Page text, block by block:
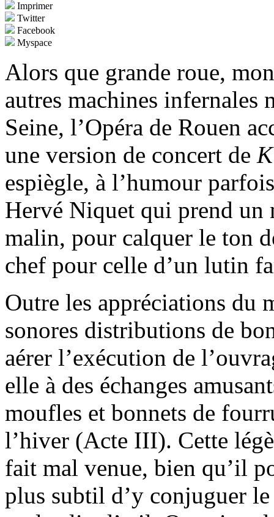
Imprimer
Twitter
Facebook
Myspace
Alors que grande roue,
autres machines infernales
Seine, l’Opéra de Rouen
une version de concert de
espiègle, à l’humour
Hervé Niquet qui prend
malin, pour calquer le ton
chef pour celle d’un lutin
Outre les appréciations du
sonores distributions de
aérer l’exécution de
elle à des échanges
moufles et bonnets de
l’hiver (Acte III). Cette
fait mal venue, bien qu’il
plus subtil d’y conjuguer